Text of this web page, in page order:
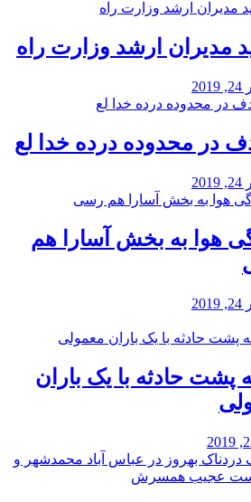
مدیران ارشد وزارت راه
در محدوده درده خدا لع
هوا به بخش آسارا هم
پشت حادثه با یک باران